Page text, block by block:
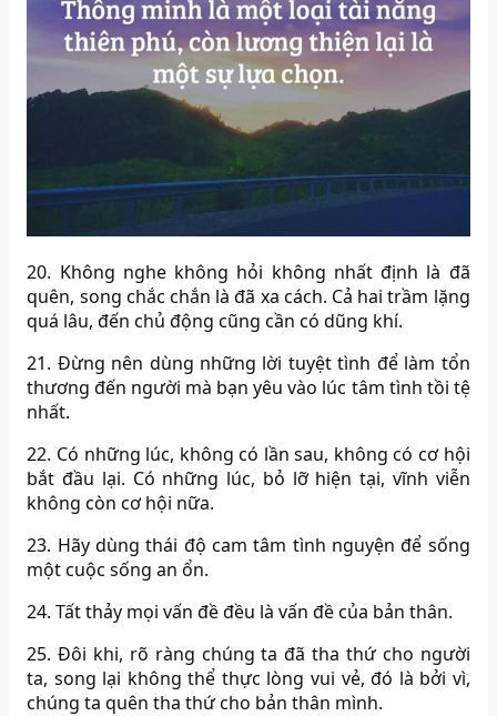
20. Không nghe không hỏi không nhất định là đã
quên, song chắc chắn là đã xa cách. Cả hai trầm lặng
quá lâu, đến chủ động cũng cần có dũng khí.
21. Đừng nên dùng những lời tuyệt tình để làm tổn
thương đến người mà bạn yêu vào lúc tâm tình tồi tệ
nhất.
22. Có những lúc, không có lần sau, không có cơ hội
bắt đầu lại. Có những lúc, bỏ lỡ hiện tại, vĩnh viễn
không còn cơ hội nữa.
23. Hãy dùng thái độ cam tâm tình nguyện để sống
một cuộc sống an ổn.
24. Tất thảy mọi vấn đề đều là vấn đề của bản thân.
25. Đôi khi, rõ ràng chúng ta đã tha thứ cho người
ta, song lại không thể thực lòng vui vẻ, đó là bởi vì,
chúng ta quên tha thứ cho bản thân mình.